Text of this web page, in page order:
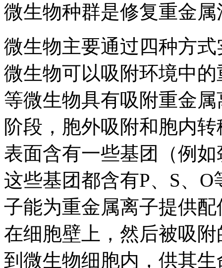
微生物种群是修复重金
微生物主要通过四种方
微生物可以吸附环境中
等微生物具有吸附重金
阶段，胞外吸附和胞内
表面含有一些基团（例
这些基团都含有P、S、
子能为重金属离子提供
在细胞壁上，然后被吸
到微生物细胞内，供其